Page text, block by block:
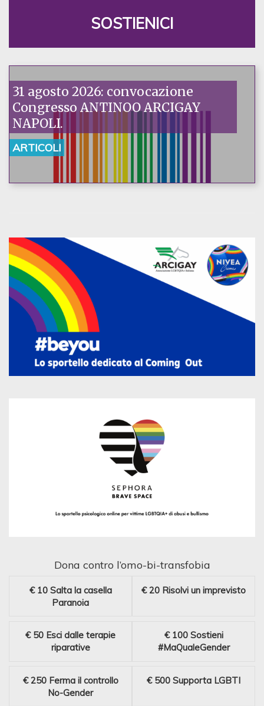
SOSTIENICI
31 agosto 2026: convocazione
Congresso ANTINOO ARCIGAY
NAPOLI.
ARTICOLI
Dona contro l’omo-bi-transfobia
€ 10 Salta la casella
Paranoia
€ 20 Risolvi un imprevisto
€ 50 Esci dalle terapie
riparative
€ 100 Sostieni
#MaQualeGender
€ 250 Ferma il controllo
No-Gender
€ 500 Supporta LGBTI